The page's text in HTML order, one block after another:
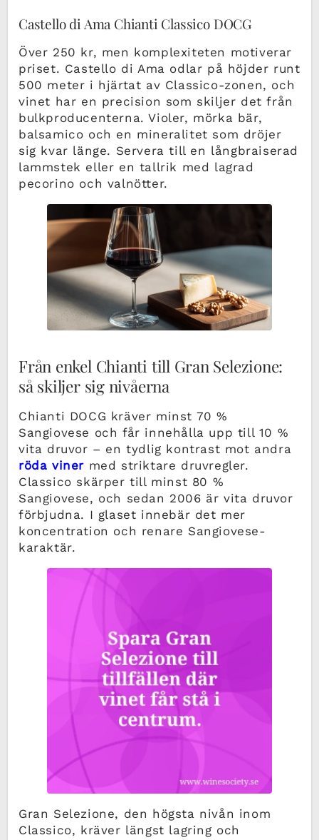
Castello di Ama Chianti Classico DOCG
Över 250 kr, men komplexiteten motiverar
priset. Castello di Ama odlar på höjder runt
500 meter i hjärtat av Classico-zonen, och
vinet har en precision som skiljer det från
bulkproducenterna. Violer, mörka bär,
balsamico och en mineralitet som dröjer
sig kvar länge. Servera till en långbraiserad
lammstek eller en tallrik med lagrad
pecorino och valnötter.
Från enkel Chianti till Gran Selezione:
så skiljer sig nivåerna
Chianti DOCG kräver minst 70 %
Sangiovese och får innehålla upp till 10 %
vita druvor – en tydlig kontrast mot andra
röda viner med striktare druvregler.
Classico skärper till minst 80 %
Sangiovese, och sedan 2006 är vita druvor
förbjudna. I glaset innebär det mer
koncentration och renare Sangiovese-
karaktär.
Gran Selezione, den högsta nivån inom
Classico, kräver längst lagring och